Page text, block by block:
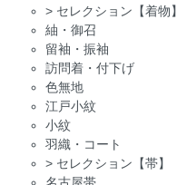
> セレクション【着物】
紬・御召
留袖・振袖
訪問着・付下げ
色無地
江戸小紋
小紋
羽織・コート
> セレクション【帯】
名古屋帯